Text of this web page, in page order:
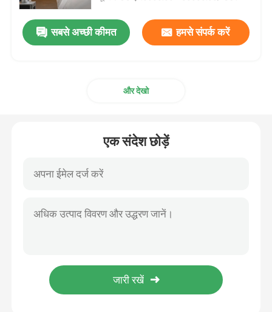
सबसे अच्छी कीमत हमसे संपर्क करें
और देखो
एक संदेश छोड़ें